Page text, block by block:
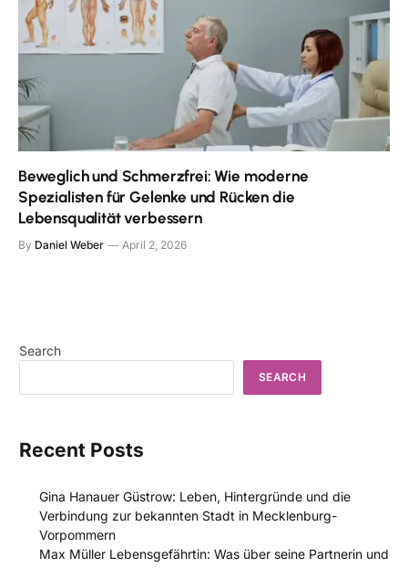
Beweglich und Schmerzfrei: Wie moderne
Spezialisten für Gelenke und Rücken die
Lebensqualität verbessern
By Daniel Weber April 2, 2026
Search
SEARCH
Recent Posts
Gina Hanauer Güstrow: Leben, Hintergründe und die
Verbindung zur bekannten Stadt in Mecklenburg-
Vorpommern
Max Müller Lebensgefährtin: Was über seine Partnerin und